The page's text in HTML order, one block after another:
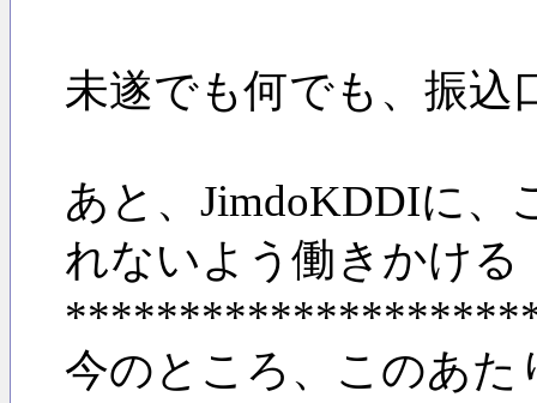
未遂でも何でも、振込
あと、JimdoKDDIに
れないよう働きかける
今のところ、このあ